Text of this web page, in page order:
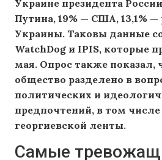
Украине президента
Путина, 19% — США, 13,1% —
Украины. Таковы данные
WatchDog и IPIS, которые
мая. Опрос также показал,
общество разделено в
политических и
предпочтений, в том числе
георгиевской ленты.
Самые